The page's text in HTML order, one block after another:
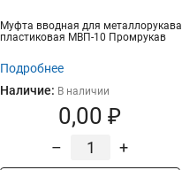
Муфта вводная для металлорукава
пластиковая МВП-10 Промрукав
Подробнее
Наличие: В наличии
0,00 ₽
– +